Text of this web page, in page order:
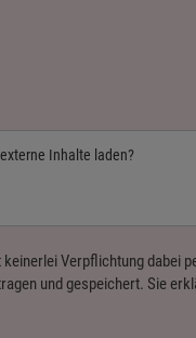
Inhalte laden?
Verpflichtung dabei
und gespeichert. Sie